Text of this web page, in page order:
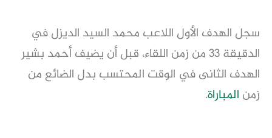
سجل الهدف الأول اللاعب محمد السيد الديزل في
الدقيقة 33 من زمن اللقاء، قبل أن يضيف أحمد بشير
الهدف الثانى في الوقت المحتسب بدل الضائع من
زمن المباراة.